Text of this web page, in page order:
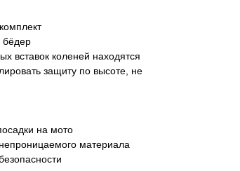
бёдер
вставок коленей находятся
защиту по высоте, не
на мото
материала